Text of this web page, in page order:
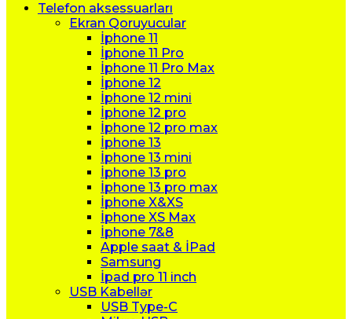
Telefon aksessuarları
Ekran Qoruyucular
İphone 11
İphone 11 Pro
İphone 11 Pro Max
İphone 12
İphone 12 mini
İphone 12 pro
İphone 12 pro max
İphone 13
İphone 13 mini
İphone 13 pro
İphone 13 pro max
İphone X&XS
İphone XS Max
İphone 7&8
Apple saat & İPad
Samsung
İpad pro 11 inch
USB Kabellər
USB Type-C